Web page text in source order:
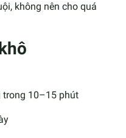
không nên cho quá
trong 10–15 phút